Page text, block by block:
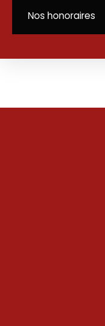
Nos honoraires